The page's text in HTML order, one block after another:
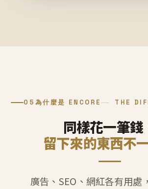
05 為什麼是 ENCORE THE
同樣花一筆錢
留下來的東西不
廣告、SEO、網紅各有用處